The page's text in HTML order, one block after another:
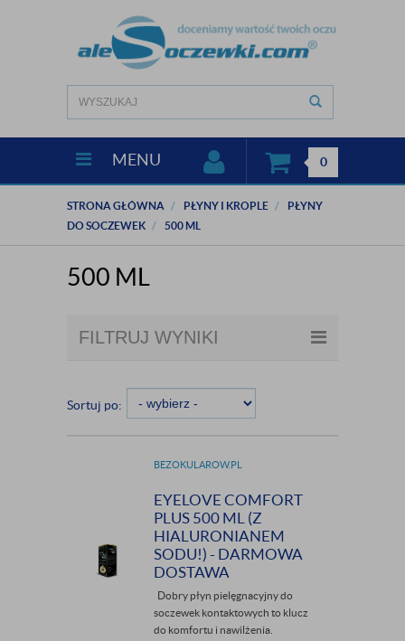
MENU 0
STRONA GŁÓWNA PŁYNY I KROPLE
PŁYNY
DO SOCZEWEK
500 ML
500 ML
FILTRUJ WYNIKI
Sortuj po:
BEZOKULAROW.PL
EYELOVE COMFORT
PLUS 500 ML (Z
HIALURONIANEM
SODU!) - DARMOWA
DOSTAWA
Dobry płyn pielęgnacyjny do
soczewek kontaktowych to klucz
do komfortu i nawilżenia.